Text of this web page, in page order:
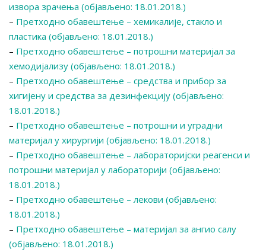
извора зрачења (објављено: 18.01.2018.)
– Претходно обавештење – хемикалије, стакло и
пластика (објављено: 18.01.2018.)
– Претходно обавештење – потрошни материјал за
хемодијализу (објављено: 18.01.2018.)
– Претходно обавештење – средства и прибор за
хигијену и средства за дезинфекцију (објављено:
18.01.2018.)
– Претходно обавештење – потрошни и уградни
материјал у хирургији (објављено: 18.01.2018.)
– Претходно обавештење – лабораторијски реагенси и
потрошни материјал у лабораторији (објављено:
18.01.2018.)
– Претходно обавештење – лекови (објављено:
18.01.2018.)
– Претходно обавештење – материјал за ангио салу
(објављено: 18.01.2018.)